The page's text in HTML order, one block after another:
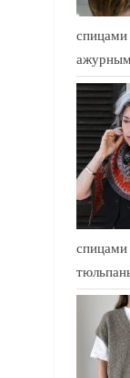
спицами